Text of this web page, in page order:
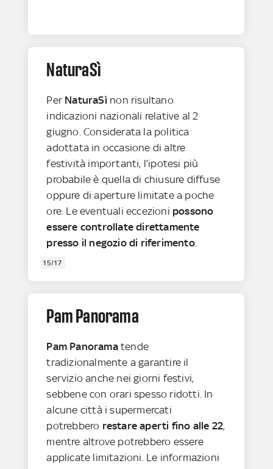
NaturaSì
Per NaturaSìnon risultano
indicazioni nazionali relative al 2
giugno. Considerata la politica
adottata in occasione di altre
festività importanti, l’ipotesi più
probabile è quella di chiusure diffuse
oppure di aperture limitate a poche
ore. Le eventuali eccezioni possono
essere controllate direttamente
presso il negozio di riferimento.
15/17
Pam Panorama
Pam Panoramatende
tradizionalmente a garantire il
servizio anche nei giorni festivi,
sebbene con orari spesso ridotti. In
alcune città i supermercati
potrebbero restare aperti fino alle 22,
mentre altrove potrebbero essere
applicate limitazioni. Le informazioni